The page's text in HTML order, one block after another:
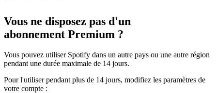
Vous ne disposez pas d'un
abonnement Premium ?
Vous pouvez utiliser Spotify dans un autre pays ou une autre région
pendant une durée maximale de 14 jours.
Pour l'utiliser pendant plus de 14 jours, modifiez les paramètres de
votre compte :